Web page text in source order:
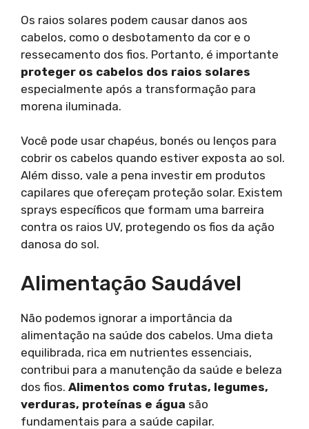
Os raios solares podem causar danos aos
cabelos, como o desbotamento da cor e o
ressecamento dos fios. Portanto, é importante
proteger os cabelos dos raios solares
especialmente após a transformação para
morena iluminada.
Você pode usar chapéus, bonés ou lenços para
cobrir os cabelos quando estiver exposta ao sol.
Além disso, vale a pena investir em produtos
capilares que ofereçam proteção solar. Existem
sprays específicos que formam uma barreira
contra os raios UV, protegendo os fios da ação
danosa do sol.
Alimentação Saudável
Não podemos ignorar a importância da
alimentação na saúde dos cabelos. Uma dieta
equilibrada, rica em nutrientes essenciais,
contribui para a manutenção da saúde e beleza
dos fios. Alimentos como frutas, legumes,
verduras, proteínas e água são
fundamentais para a saúde capilar.